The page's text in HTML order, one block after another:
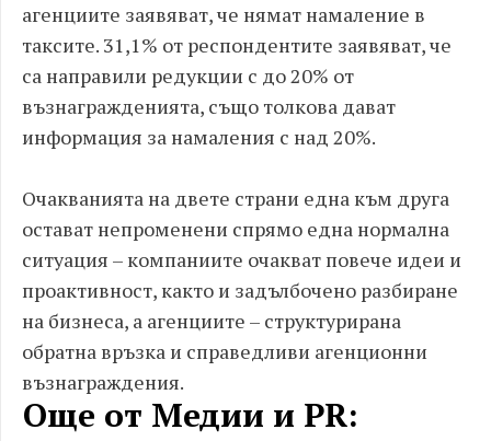
агенциите заявяват, че нямат намаление в
таксите. 31,1% от респондентите заявяват, че
са направили редукции с до 20% от
възнагражденията, също толкова дават
информация за намаления с над 20%.
Очакванията на двете страни една към друга
остават непроменени спрямо една нормална
ситуация – компаниите очакват повече идеи и
проактивност, както и задълбочено разбиране
на бизнеса, а агенциите – структурирана
обратна връзка и справедливи агенционни
възнаграждения.
Още от Медии и PR: